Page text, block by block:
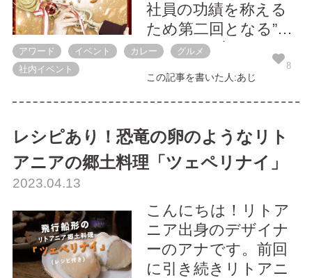
アワード イベント カレー
グルメ
社内イベント
社員の功績を称える
ため第二回となる”シ
ードライブアワー
ド”を開催しました！
アワードの準備とし
て屋外設置のタンド
ゥール窯に火入れ。
新人研修の一環でや
り方を代々新卒に引
酷暑の中、タンドゥ
ール窯の火入れは更
に暑い！途...
この記事を書いた人:あじ
8
レシピあり！恐竜の卵のようなリト
アニアの郷土料理「ツェペリナイ」
2023.04.13
こんにちは！リトア
ニア出身のデザイナ
ーのアナです。前回
に引き続きリトアニ